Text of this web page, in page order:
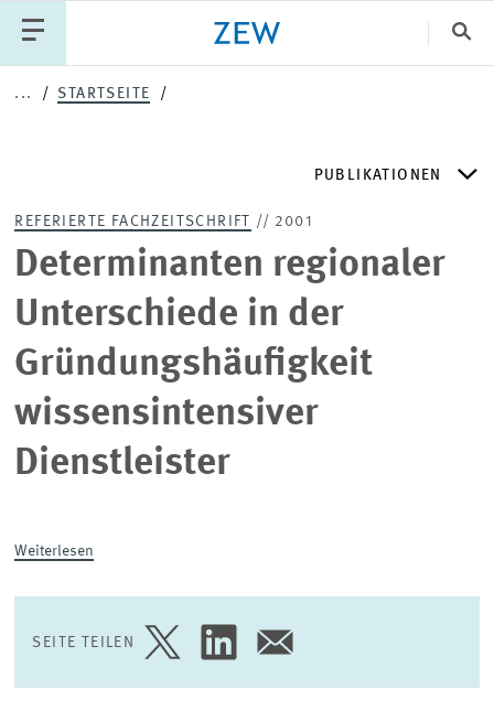
... STARTSEITE
PUBLIKATIONEN
ZEW DISCUSSION PAPERS
ZEW-GUTACHTEN UND FORSCHUNGSBERICHTE
Determinanten regionaler
Unterschiede in der
Gründungshäufigkeit
wissensintensiver
Dienstleister
REFERIERTE FACHZEITSCHRIFT // 2001
Weiterlesen
SEITE TEILEN
SEITE
TWITTER
SEITE
LINKEDIN
SEITE
E-